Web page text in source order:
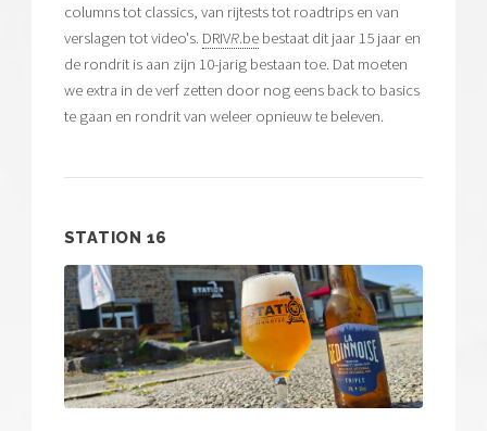
columns tot classics, van rijtests tot roadtrips en van
verslagen tot video's. DRIVR.bebestaat dit jaar 15 jaar en
de rondrit is aan zijn 10-jarig bestaan toe. Dat moeten
we extra in de verf zetten door nog eens back to basics
te gaan en rondrit van weleer opnieuw te beleven.
STATION 16